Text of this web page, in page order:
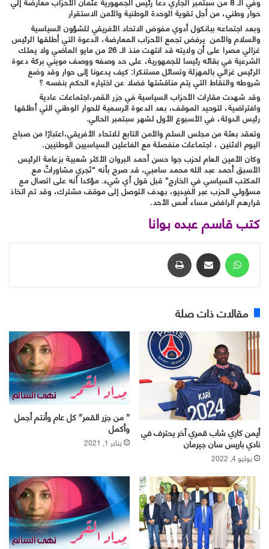
حوار وطني، من أجل تقوية الوحدة الوطنية والأمن الاستقرار
وبعد اجتماعه ببانكول أدوي مفوض الاتحاد الأفريقي للشؤون السياسية
والسلام والأمن يرفض تجمع الأحزاب المعارضة، الدعوة التي أطلقها الرئيس
غزالي مصرا على أن ولايته قد انتهت منذ الـ 26 من مايو الماضي ولا يملك
الشرعية في بقائه رئيسا للجمهورية، على حد وصفه ووصف مويني بركة دعوة
الرئيس غزالي بالمهزلة وتسائل مستنكرا: كيف يدعونا إلى حوار وقد وضع
شروطه والنقاط التي يتم مناقشتها فضلا عن اختياره الحكم بنفسه ؟
وقد شهدت مقارات الأحزاب السياسية في جزر القمر،اجتماعات عادية
وافتراضية، لتوحيد الموقف، بعد الدعوة الرسمية للحوار الوطني التي أطلقها
رئيس الدولة، في الأسبوع الأول لشهر سبتمبر الحالي.
وتعقد بعثة من مجلس السلم والأمن التابع للاتحاد الأفريقي،اعتبارًا من صباح
اليوم الاثنين ، اجتماعات منفصلة مع الفاعلين السياسيين الوطنيين.
وكان الأمين العام لحزب جوا حسن أحمد البروان الأكثر شعبية بزعامة الرئيس
الأسبق أحمد عبد الله محمد سامبي، قد صرح بأنه “تَجري مشاوراتٌ مع
المكتب السياسي في الخارج” قبل قول أي شيء. مؤكدا أنه على اتصال مع
مسؤولي الحزب عبر الفيديو، بهدف التوصل إلى موقف مشترك، وقد تم اتخاذ
قرارهم الرافض مساء أمس الأحد.
كتب قاسم عبده بوانا
مقالات ذات صلة
أيمن كاري شاب قمري آخر يحترف في
نادي باريس سان جيرمان
يوليو 4, 2022
” من جزر القمر” كل عام وأنتم أجمل
وأكمل
يناير 1, 2021